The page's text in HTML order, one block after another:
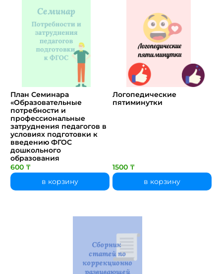
План Семинара
«Образовательные
потребности и
профессиональные
затруднения педагогов в
условиях подготовки к
введению ФГОС
дошкольного
образования
600 ₸
в корзину
Логопедические
пятиминутки
1500 ₸
в корзину